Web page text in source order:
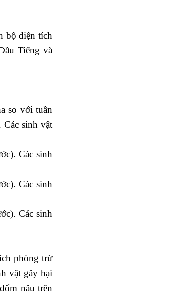
bộ diện tích
Tiếng và
so với tuần
sinh vật
Các sinh
Các sinh
Các sinh
phòng trừ
vật gây hại
nâu trên